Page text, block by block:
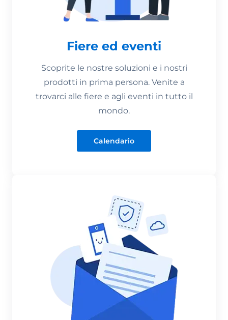
Fiere ed eventi
Scoprite le nostre soluzioni e i nostri
prodotti in prima persona. Venite a
trovarci alle fiere e agli eventi in tutto il
mondo.
Calendario